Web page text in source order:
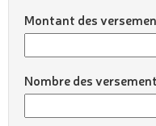
Montant des
Nombre des